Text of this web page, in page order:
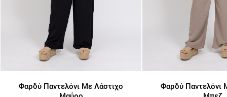
Φαρδύ Παντελόνι Με Λάστιχο
Φαρδύ Παντελόνι